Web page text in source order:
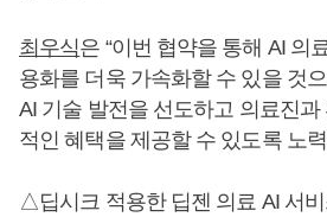
최우식은 “이번 협약을 통해 AI 의
용화를 더욱 가속화할 수 있을 것
AI 기술 발전을 선도하고 의료진과
적인 혜택을 제공할 수 있도록 노
△딥시크 적용한 딥젠 의료 AI 서